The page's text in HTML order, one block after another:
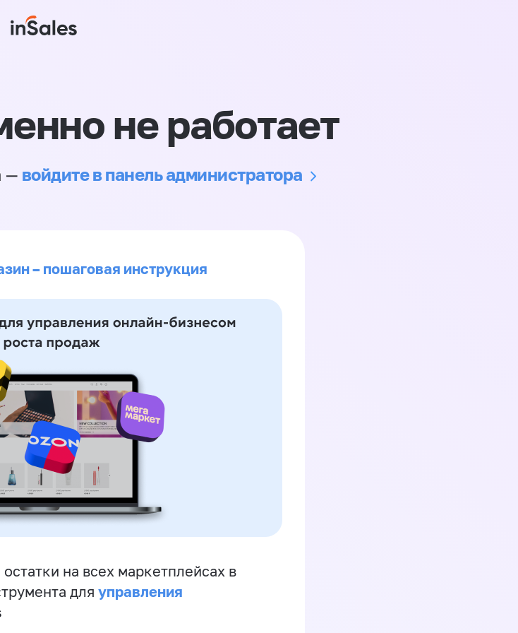
не работает
— войдите в панель администратора
– пошаговая инструкция
на всех маркетплейсах в
для управления